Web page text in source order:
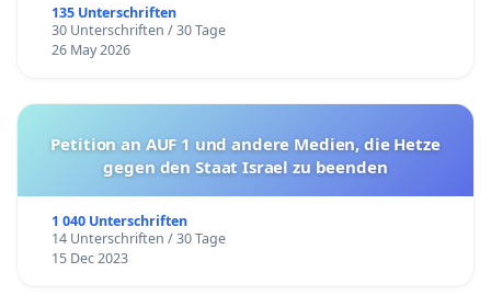
135 Unterschriften
30 Unterschriften / 30 Tage
26 May 2026
Petition an AUF 1 und andere Medien, die Hetze
gegen den Staat Israel zu beenden
1 040 Unterschriften
14 Unterschriften / 30 Tage
15 Dec 2023